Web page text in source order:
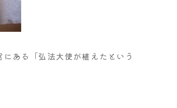
ある「弘法大使が植えたという